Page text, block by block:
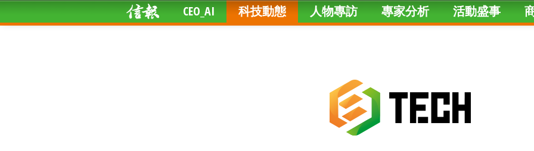
CEO_AI 科技動態 人物專訪 專家分析 活動盛事